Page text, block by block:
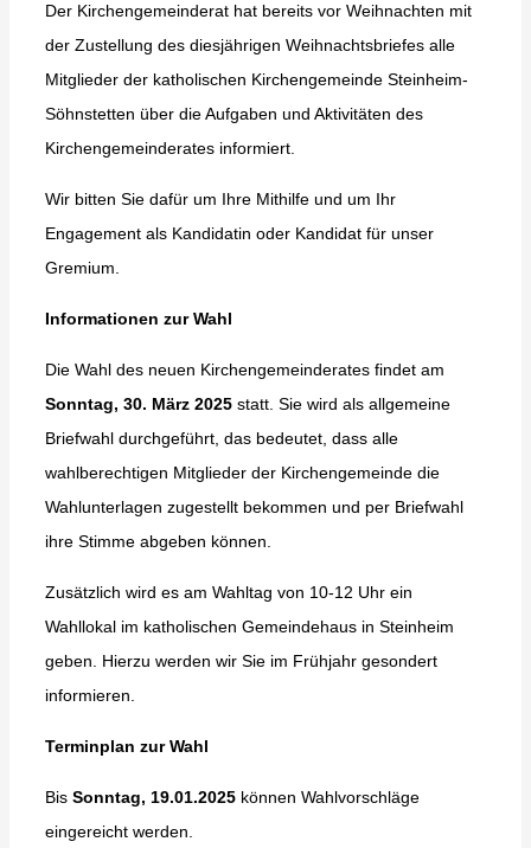
Der Kirchengemeinderat hat bereits vor Weihnachten mit
der Zustellung des diesjährigen Weihnachtsbriefes alle
Mitglieder der katholischen Kirchengemeinde Steinheim-
Söhnstetten über die Aufgaben und Aktivitäten des
Kirchengemeinderates informiert.
Wir bitten Sie dafür um Ihre Mithilfe und um Ihr
Engagement als Kandidatin oder Kandidat für unser
Gremium.
Informationen zur Wahl
Die Wahl des neuen Kirchengemeinderates findet am
Sonntag, 30. März 2025 statt. Sie wird als allgemeine
Briefwahl durchgeführt, das bedeutet, dass alle
wahlberechtigen Mitglieder der Kirchengemeinde die
Wahlunterlagen zugestellt bekommen und per Briefwahl
ihre Stimme abgeben können.
Zusätzlich wird es am Wahltag von 10-12 Uhr ein
Wahllokal im katholischen Gemeindehaus in Steinheim
geben. Hierzu werden wir Sie im Frühjahr gesondert
informieren.
Terminplan zur Wahl
Bis Sonntag, 19.01.2025 können Wahlvorschläge
eingereicht werden.